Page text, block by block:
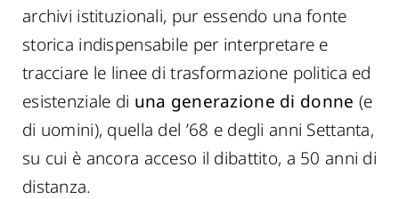
archivi istituzionali, pur essendo una fonte
storica indispensabile per interpretare e
tracciare le linee di trasformazione politica ed
esistenziale di una generazione di donne (e
di uomini), quella del ’68 e degli anni Settanta,
su cui è ancora acceso il dibattito, a 50 anni di
distanza.